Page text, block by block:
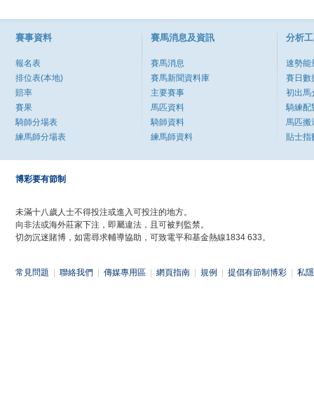
賽事資料
報名表
排位表(本地)
賠率
賽果
騎師分場表
練馬師分場表
賽馬消息及資訊
賽馬消息
賽馬新聞資料庫
主要賽事
馬匹資料
騎師資料
練馬師資料
分析
速勢能
賽日數
初出馬
騎練配
馬匹搬
貼士指
博彩要有節制
未滿十八歲人士不得投注或進入可投注的地方。
向非法或海外莊家下注，即屬違法，且可被判監禁。
切勿沉迷賭博，如需尋求輔導協助，可致電平和基金熱線1834 633。
常見問題 聯絡我們 傳媒專用區 網頁指南 規例 提倡有節制博彩 私